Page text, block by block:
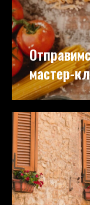
мастер-